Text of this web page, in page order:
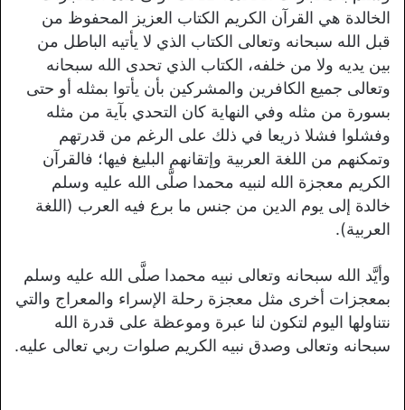
الخالدة هي القرآن الكريم الكتاب العزيز المحفوظ من
قبل الله سبحانه وتعالى الكتاب الذي لا يأتيه الباطل من
بين يديه ولا من خلفه، الكتاب الذي تحدى الله سبحانه
وتعالى جميع الكافرين والمشركين بأن يأتوا بمثله أو حتى
بسورة من مثله وفي النهاية كان التحدي بآية من مثله
وفشلوا فشلا ذريعا في ذلك على الرغم من قدرتهم
وتمكنهم من اللغة العربية وإتقانهم البليغ فيها؛ فالقرآن
الكريم معجزة الله لنبيه محمدا صلَّى الله عليه وسلم
خالدة إلى يوم الدين من جنس ما برع فيه العرب (اللغة
العربية).
وأيَّد الله سبحانه وتعالى نبيه محمدا صلَّى الله عليه وسلم
بمعجزات أخرى مثل معجزة رحلة الإسراء والمعراج والتي
نتناولها اليوم لتكون لنا عبرة وموعظة على قدرة الله
سبحانه وتعالى وصدق نبيه الكريم صلوات ربي تعالى عليه.